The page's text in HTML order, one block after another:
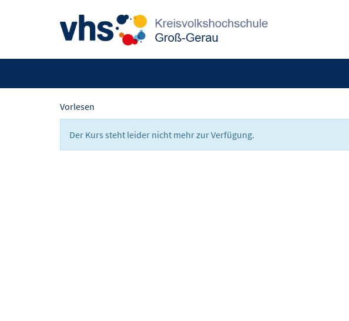
Vorlesen
Der Kurs steht leider nicht mehr zur Verfügung.